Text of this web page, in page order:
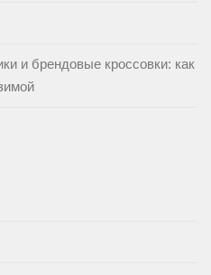
и брендовые кроссовки: как